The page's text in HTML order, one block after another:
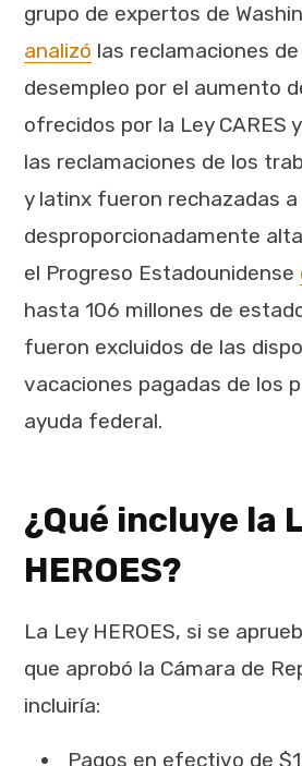
grupo de expertos de
analizó las reclamaciones
desempleo por el aumento
ofrecidos por la Ley CARES
las reclamaciones de los
y latinx fueron rechazadas
desproporcionadamente
el Progreso Estadounidense
hasta 106 millones de
fueron excluidos de las
vacaciones pagadas de los
ayuda federal.
¿Qué incluye la
HEROES?
La Ley HEROES, si se
que aprobó la Cámara de
incluiría:
Pagos en efectivo de